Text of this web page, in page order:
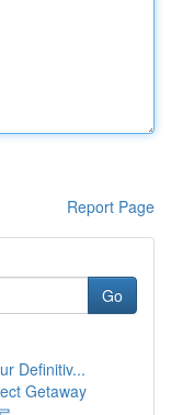
Report Page
Go
Definitiv...
Getaway